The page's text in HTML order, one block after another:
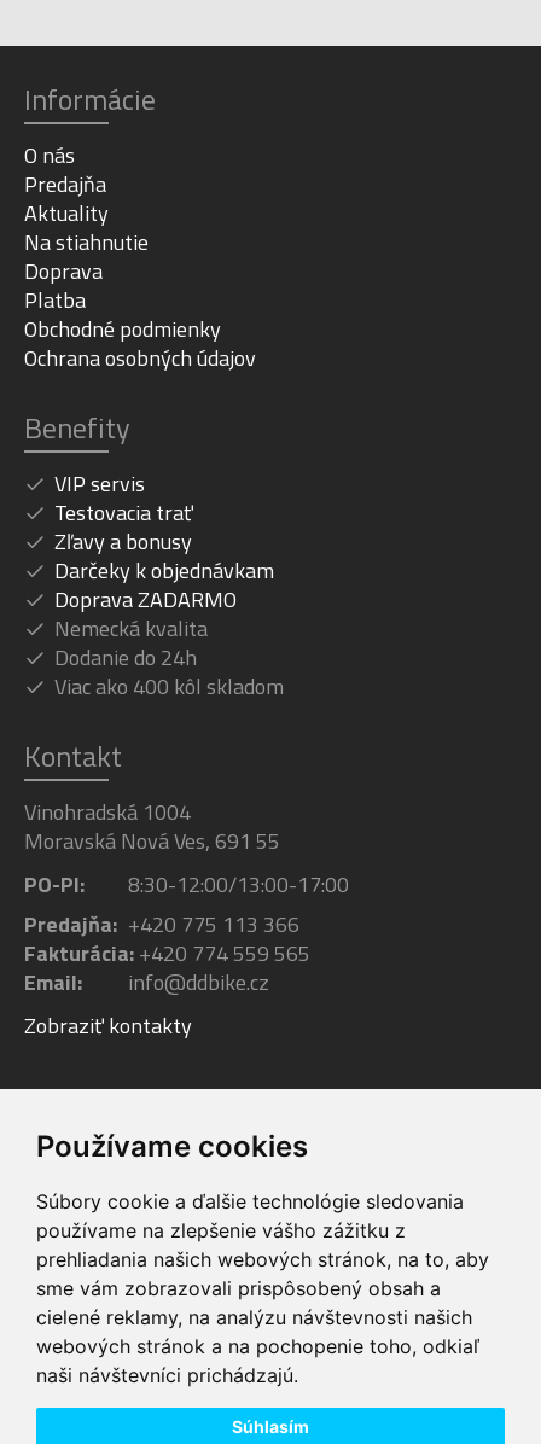
Používame cookies
Súbory cookie a ďalšie technológie sledovania
používame na zlepšenie vášho zážitku z
prehliadania našich webových stránok, na to, aby
sme vám zobrazovali prispôsobený obsah a
cielené reklamy, na analýzu návštevnosti našich
webových stránok a na pochopenie toho, odkiaľ
naši návštevníci prichádzajú.
Súhlasím
Informácie
O nás
Predajňa
Aktuality
Na stiahnutie
Doprava
Platba
Obchodné podmienky
Ochrana osobných údajov
Benefity
VIP servis
Testovacia trať
Zľavy a bonusy
Darčeky k objednávkam
Doprava ZADARMO
Nemecká kvalita
Dodanie do 24h
Viac ako 400 kôl skladom
Kontakt
Vinohradská 1004
Moravská Nová Ves, 691 55
PO-PI:
8:30-12:00/13:00-17:00
Predajňa: +420 775 113 366
Fakturácia:+420 774 559 565
Email:
info@ddbike.cz
Zobraziť kontakty
Facebook Instagram
VIP servis
na zakúpené
elektrobicykle
Testovacia trať
možnosť vyskúšať si
elektrobicykle
Doprava ZADARMO
pre objednávky nad tovar skladom pri